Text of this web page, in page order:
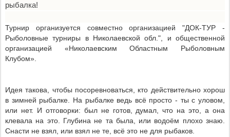
рыбалка!
Турнир организуется совместно организацией "ДОК-ТУР -
Рыболовные турниры в Николаевской обл.", и общественной
организацией «Николаевским Областным Рыболовным
Клубом».
Идея такова, чтобы посоревноваться, кто действительно хорош
в зимней рыбалке. На рыбалке ведь всё просто - ты с уловом,
или нет. И отговорки: был не готов, думал, что на это, а она
клевала на это. Глубина не та была, или водоём плохо знаю.
Снасти не взял, или взял не те, всё это не для рыбаков.